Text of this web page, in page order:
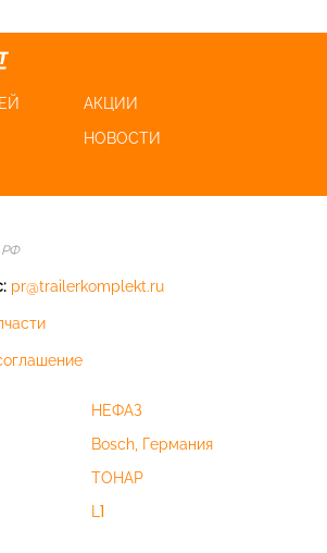
АКЦИИ
НОВОСТИ
РФ
pr@trailerkomplekt.ru
НЕФАЗ
Bosch, Германия
ТОНАР
L1